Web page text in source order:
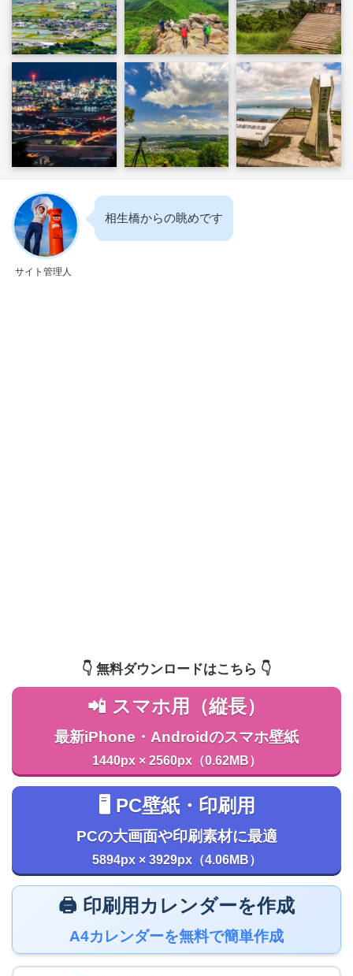
サイト管理人
相生橋からの眺めです
👇️ 無料ダウンロードはこちら 👇️
📲 スマホ用（縦長）
最新iPhone・Androidのスマホ壁紙
1440px × 2560px（0.62MB）
🖥️ PC壁紙・印刷用
PCの大画面や印刷素材に最適
5894px × 3929px（4.06MB）
🖨️ 印刷用カレンダーを作成
A4カレンダーを無料で簡単作成